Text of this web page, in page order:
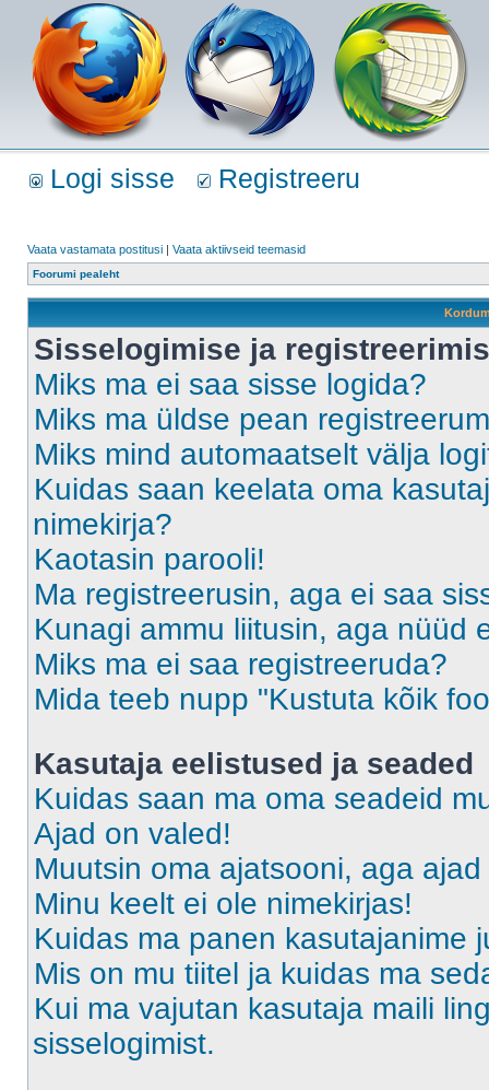
Logi sisse Registreeru
Vaata vastamata postitusi | Vaata aktiivseid teemasid
Foorumi pealeht
Sisselogimise ja
Miks ma ei saa sisse logida?
Miks ma üldse pean
Miks mind automaatselt välja
Kuidas saan keelata oma
nimekirja?
Kaotasin parooli!
Ma registreerusin, aga ei saa
Kunagi ammu liitusin, aga nüüd
Miks ma ei saa registreeruda?
Mida teeb nupp "Kustuta kõik
Kasutaja eelistused ja seaded
Kuidas saan ma oma seadeid
Ajad on valed!
Muutsin oma ajatsooni, aga
Minu keelt ei ole nimekirjas!
Kuidas ma panen kasutajanime
Mis on mu tiitel ja kuidas ma
Kui ma vajutan kasutaja maili
sisselogimist.